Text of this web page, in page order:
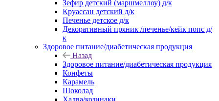
Зефир детский (маршмеллоу) д/к
Круассан детский д/к
Печенье детское д/к
Декоративный пряник /печенье/кейк попс д/
к
Здоровое питание/диабетическая продукция
Назад
Здоровое питание/диабетическая продукция
Конфеты
Карамель
Шоколад
Халва/козинаки